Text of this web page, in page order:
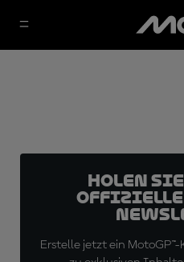
Holen
offiziellen
Erstelle jetzt ein